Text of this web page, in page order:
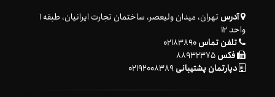
آدرس
تهران، میدان ولیعصر، ساختمان تجارت ایرانیان، طبقه ۱
واحد ۱۲
تلفن تماس۰۲۱۸۳۸۹۰
فکس
دپارتمان پشتیبانی۰۲۱۹۲۰۰۸۳۸۹